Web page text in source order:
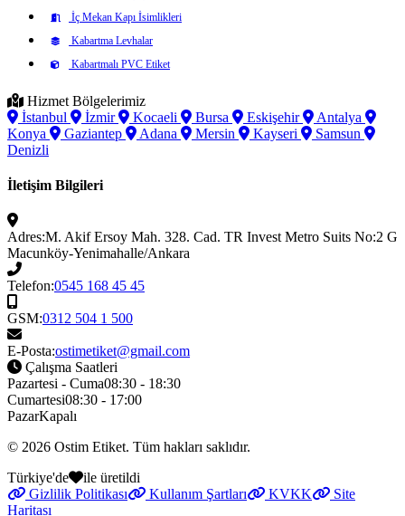
İç Mekan Kapı İsimlikleri
Kabartma Levhalar
Kabartmalı PVC Etiket
Hizmet Bölgelerimiz
İstanbul
İzmir Kocaeli Bursa Eskişehir
Antalya
Konya
Gaziantep Adana Mersin Kayseri
Samsun
Denizli
İletişim Bilgileri
Adres:M. Akif Ersoy Mah. 328. Cad. TR Invest Metro Suits No:2 G
Macunköy-Yenimahalle/Ankara
Telefon:0545 168 45 45
GSM:0312 504 1 500
E-Posta:ostimetiket@gmail.com
Çalışma Saatleri
Pazartesi - Cuma08:30 - 18:30
Cumartesi08:30 - 17:00
PazarKapalı
© 2026 Ostim Etiket. Tüm hakları saklıdır.
Türkiye'de
ile üretildi
Gizlilik Politikası
Kullanım Şartları KVKK
Site
Haritası